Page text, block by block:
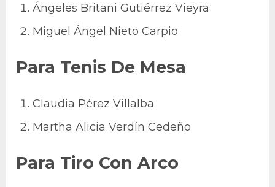
Ángeles Britani Gutiérrez Vieyra
Miguel Ángel Nieto Carpio
Para Tenis De Mesa
Claudia Pérez Villalba
Martha Alicia Verdín Cedeño
Para Tiro Con Arco